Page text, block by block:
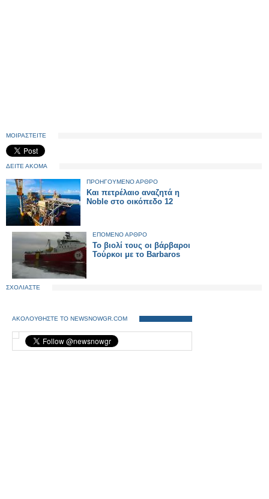
ΜΟΙΡΑΣΤΕΙΤΕ
ΔΕΙΤΕ ΑΚΟΜΑ
ΠΡΟΗΓΟΥΜΕΝΟ ΑΡΘΡΟ
Και πετρέλαιο αναζητά η
Noble στο οικόπεδο 12
ΕΠΟΜΕΝΟ ΑΡΘΡΟ
Το βιολί τους οι βάρβαροι
Τούρκοι με το Barbaros
ΣΧΟΛΙΑΣΤΕ
ΑΚΟΛΟΥΘΗΣΤΕ ΤΟ NEWSNOWGR.COM